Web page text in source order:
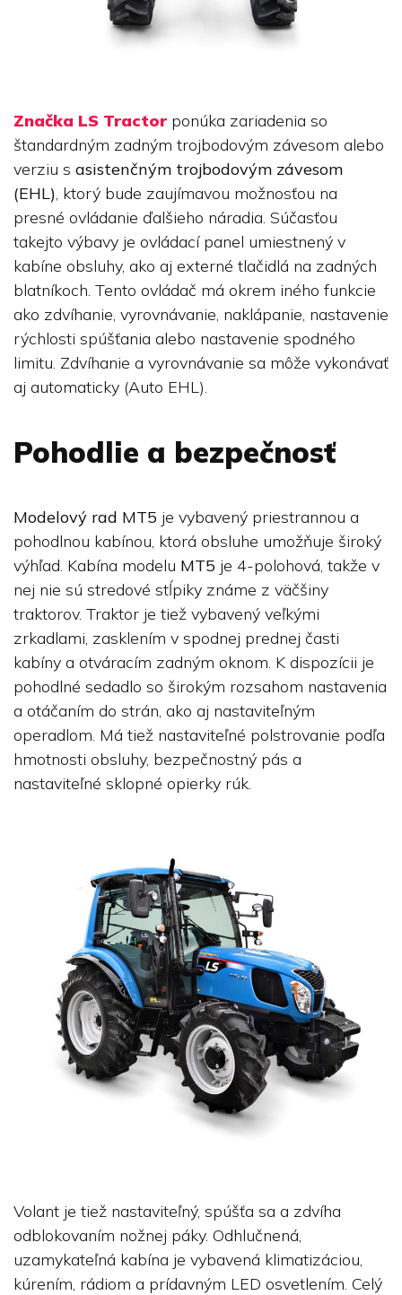
Značka LS Tractor ponúka zariadenia so
štandardným zadným trojbodovým závesom alebo
verziu s asistenčným trojbodovým závesom
(EHL), ktorý bude zaujímavou možnosťou na
presné ovládanie ďalšieho náradia. Súčasťou
takejto výbavy je ovládací panel umiestnený v
kabíne obsluhy, ako aj externé tlačidlá na zadných
blatníkoch. Tento ovládač má okrem iného funkcie
ako zdvíhanie, vyrovnávanie, naklápanie, nastavenie
rýchlosti spúšťania alebo nastavenie spodného
limitu. Zdvíhanie a vyrovnávanie sa môže vykonávať
aj automaticky (Auto EHL).
Pohodlie a bezpečnosť
Modelový rad MT5 je vybavený priestrannou a
pohodlnou kabínou, ktorá obsluhe umožňuje široký
výhľad. Kabína modelu MT5 je 4-polohová, takže v
nej nie sú stredové stĺpiky známe z väčšiny
traktorov. Traktor je tiež vybavený veľkými
zrkadlami, zasklením v spodnej prednej časti
kabíny a otváracím zadným oknom. K dispozícii je
pohodlné sedadlo so širokým rozsahom nastavenia
a otáčaním do strán, ako aj nastaviteľným
operadlom. Má tiež nastaviteľné polstrovanie podľa
hmotnosti obsluhy, bezpečnostný pás a
nastaviteľné sklopné opierky rúk.
Volant je tiež nastaviteľný, spúšťa sa a zdvíha
odblokovaním nožnej páky. Odhlučnená,
uzamykateľná kabína je vybavená klimatizáciou,
kúrením, rádiom a prídavným LED osvetlením. Celý